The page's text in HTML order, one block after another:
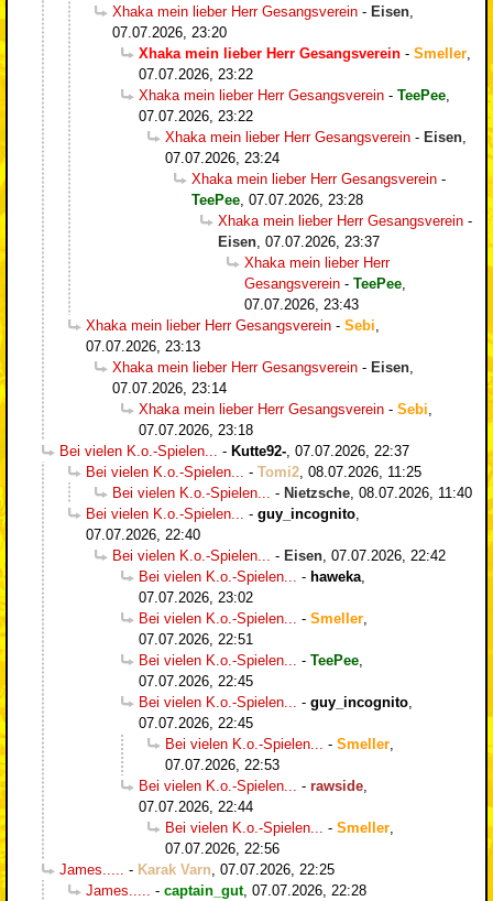
Xhaka mein lieber Herr Gesangsverein - Eisen
07.07.2026, 23:20
Xhaka mein lieber Herr Gesangsverein - Smeller
07.07.2026, 23:22
Xhaka mein lieber Herr Gesangsverein - TeePee
07.07.2026, 23:22
Xhaka mein lieber Herr Gesangsverein - Eisen
07.07.2026, 23:24
Xhaka mein lieber Herr Gesangsverein -
TeePee 07.07.2026, 23:28
Xhaka mein lieber Herr Gesangsverein -
Eisen 07.07.2026, 23:37
Xhaka mein lieber Herr
Gesangsverein - TeePee
07.07.2026, 23:43
Xhaka mein lieber Herr Gesangsverein - Sebi
07.07.2026, 23:13
Xhaka mein lieber Herr Gesangsverein - Eisen
07.07.2026, 23:14
Xhaka mein lieber Herr Gesangsverein - Sebi
07.07.2026, 23:18
Bei vielen K.o.-Spielen...
- Kutte92- 07.07.2026, 22:37
Bei vielen K.o.-Spielen...
- Tomi2 08.07.2026, 11:25
Bei vielen K.o.-Spielen...
- Nietzsche 08.07.2026, 11:40
Bei vielen K.o.-Spielen...
- guy_incognito
07.07.2026, 22:40
Bei vielen K.o.-Spielen...
- Eisen 07.07.2026, 22:42
Bei vielen K.o.-Spielen...
- haweka
07.07.2026, 23:02
Bei vielen K.o.-Spielen...
- Smeller
07.07.2026, 22:51
Bei vielen K.o.-Spielen...
- TeePee
07.07.2026, 22:45
Bei vielen K.o.-Spielen...
- guy_incognito
07.07.2026, 22:45
Bei vielen K.o.-Spielen...
- Smeller
07.07.2026, 22:53
Bei vielen K.o.-Spielen...
- rawside
07.07.2026, 22:44
Bei vielen K.o.-Spielen...
- Smeller
07.07.2026, 22:56
James.....
- Karak Varn 07.07.2026, 22:25
James.....
- captain_gut, 07.07.2026, 22:28